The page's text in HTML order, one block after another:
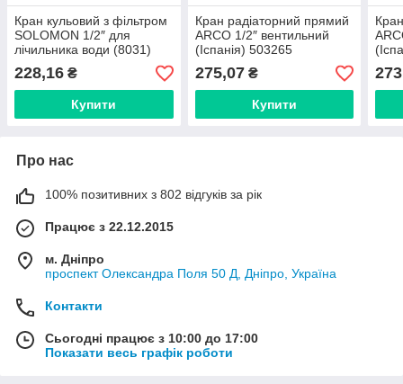
Кран кульовий з фільтром
SOLOMON 1/2″ для
лічильника води (8031)
228,16 ₴
Купити
Кран радіаторний прямий
ARCO 1/2″ вентильний
(Іспанія) 503265
275,07₴
Купити
Про нас
100% позитивних з 802 відгуків за рік
Працює з 22.12.2015
м. Дніпро
проспект Олександра Поля 50 Д, Дніпро, Україна
Контакти
Сьогодні працює з 10:00 до 17:00
Показати весь графік роботи